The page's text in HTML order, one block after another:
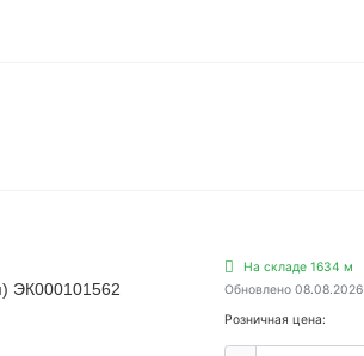
ЭК000101562
На складе 1634 м
Обновлено 08.08.2026
Розничная цена: